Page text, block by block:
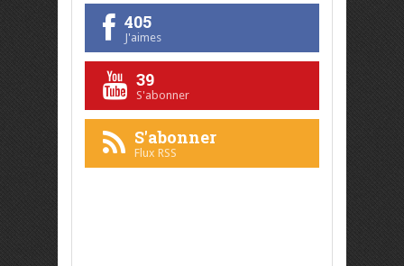
405
J'aimes
39
S'abonner
S'abonner
Flux RSS